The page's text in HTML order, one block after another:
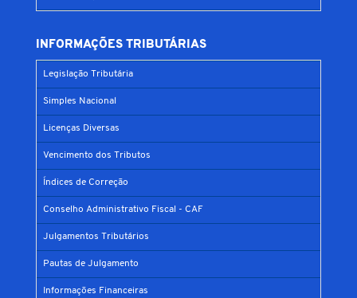
INFORMAÇÕES TRIBUTÁRIAS
Legislação Tributária
Simples Nacional
Licenças Diversas
Vencimento dos Tributos
Índices de Correção
Conselho Administrativo Fiscal - CAF
Julgamentos Tributários
Pautas de Julgamento
Informações Financeiras